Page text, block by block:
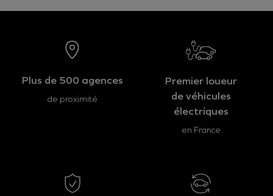
Plus de 500 agences
de proximité
Premier loueur
de véhicules
électriques
en France